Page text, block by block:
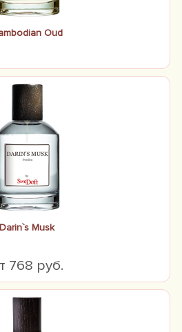
Oud
Darin`s Musk
768 руб.